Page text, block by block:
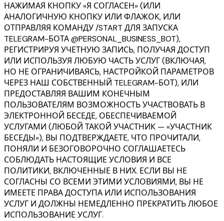
НАЖИМАЯ КНОПКУ «Я СОГЛАСЕН» (ИЛИ
АНАЛОГИЧНУЮ КНОПКУ ИЛИ ФЛАЖОК, ИЛИ
ОТПРАВЛЯЯ КОМАНДУ /START ДЛЯ ЗАПУСКА
TELEGRAM-БОТА @PERSONAL_BUSINESS_BOT),
РЕГИСТРИРУЯ УЧЕТНУЮ ЗАПИСЬ, ПОЛУЧАЯ ДОСТУП
ИЛИ ИСПОЛЬЗУЯ ЛЮБУЮ ЧАСТЬ УСЛУГ (ВКЛЮЧАЯ,
НО НЕ ОГРАНИЧИВАЯСЬ, НАСТРОЙКОЙ ПАРАМЕТРОВ
ЧЕРЕЗ НАШ СОБСТВЕННЫЙ TELEGRAM-БОТ), ИЛИ
ПРЕДОСТАВЛЯЯ ВАШИМ КОНЕЧНЫМ
ПОЛЬЗОВАТЕЛЯМ ВОЗМОЖНОСТЬ УЧАСТВОВАТЬ В
ЭЛЕКТРОННОЙ БЕСЕДЕ, ОБЕСПЕЧИВАЕМОЙ
УСЛУГАМИ (ЛЮБОЙ ТАКОЙ УЧАСТНИК — «УЧАСТНИК
БЕСЕДЫ»), ВЫ ПОДТВЕРЖДАЕТЕ, ЧТО ПРОЧИТАЛИ,
ПОНЯЛИ И БЕЗОГОВОРОЧНО СОГЛАШАЕТЕСЬ
СОБЛЮДАТЬ НАСТОЯЩИЕ УСЛОВИЯ И ВСЕ
ПОЛИТИКИ, ВКЛЮЧЕННЫЕ В НИХ. ЕСЛИ ВЫ НЕ
СОГЛАСНЫ СО ВСЕМИ ЭТИМИ УСЛОВИЯМИ, ВЫ НЕ
ИМЕЕТЕ ПРАВА ДОСТУПА ИЛИ ИСПОЛЬЗОВАНИЯ
УСЛУГ И ДОЛЖНЫ НЕМЕДЛЕННО ПРЕКРАТИТЬ ЛЮБОЕ
ИСПОЛЬЗОВАНИЕ УСЛУГ.